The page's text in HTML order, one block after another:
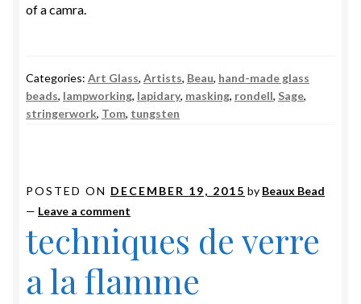
of a camra.
Categories: Art Glass, Artists, Beau, hand-made glass
beads, lampworking, lapidary, masking, rondell, Sage,
stringerwork, Tom, tungsten
POSTED ON DECEMBER 19, 2015 by Beaux Bead
— Leave a comment
techniques de verre
a la flamme